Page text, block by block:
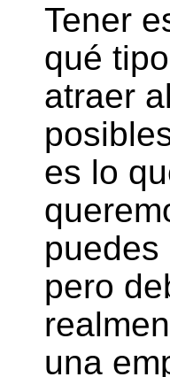
Tener
qué
atraer
es lo
pero
una